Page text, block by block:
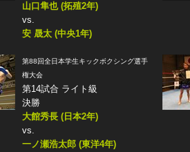
山口隼也 (拓殖2年)
vs.
安 晟太 (中央1年)
第88回全日本学生キックボクシング選手
権大会
第14試合 ライト級
決勝
大館秀長 (日本2年)
vs.
一ノ瀬浩太郎 (東洋4年)